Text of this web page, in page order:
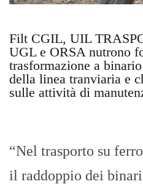
Filt CGIL, UIL
UGL e ORSA nutrono
trasformazione a
della linea tranviaria e
sulle attività di
“Nel trasporto su
il raddoppio dei